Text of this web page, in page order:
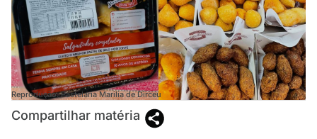
Reprodução: Pastelaria Marilia de Dirceu
Compartilhar matéria